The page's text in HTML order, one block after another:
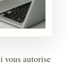
vous autorise